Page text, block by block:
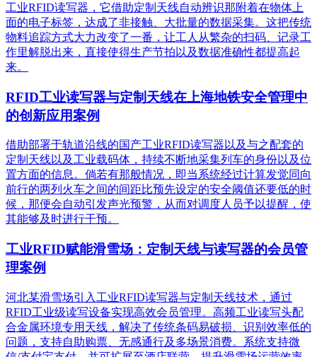
工业RFID读写器，它借助定制天线自动辨识那附着在物体上
面的电子标签，达成了非接触、大批量的数据采集。这把传统
物料追踪方式大力改变了一番，让工人从繁杂的扫码、记录工
作里解脱出来，直接使得生产节拍以及数据准确性都提高起
来。
RFID工业读写器与定制天线在上海地铁安全管理中
的创新应用案例
借助部署于轨道沿线的国产工业RFID读写器以及与之配套的
定制天线以及工业载码体，持续不断地采集列车的身份以及位
置方面的信息。倘若有那般情况，即当系统经过计算发觉同向
前行的两列火车之间的间距比预先设定的安全阈值还要低的时
候，那便会自动引发声光预警，从而对调度人员予以提醒，使
其能够及时进行干预。
工业RFID赋能滑雪场：定制天线与读写器的会员管
理案例
河北某滑雪场引入工业RFID读写器与定制天线技术，通过
RFID工业级读写设备实现高效会员管理。高频工业读写头配
合金属环境专用天线，解决了传统条码易破损、识别效率低的
问题，支持自助购票、无感通行及多场景消费。系统支持微